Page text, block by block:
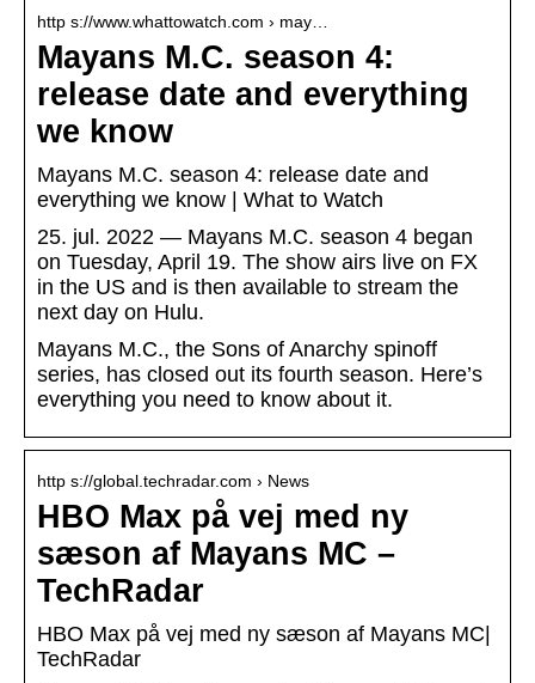
http s://www.whattowatch.com › may…
Mayans M.C. season 4:
release date and everything
we know
Mayans M.C. season 4: release date and
everything we know | What to Watch
25. jul. 2022 — Mayans M.C. season 4 began
on Tuesday, April 19. The show airs live on FX
in the US and is then available to stream the
next day on Hulu.
Mayans M.C., the Sons of Anarchy spinoff
series, has closed out its fourth season. Here’s
everything you need to know about it.
http s://global.techradar.com › News
HBO Max på vej med ny
sæson af Mayans MC –
TechRadar
HBO Max på vej med ny sæson af Mayans MC|
TechRadar